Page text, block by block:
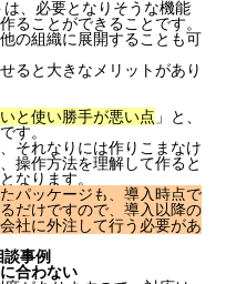
、必要となりそうな機能
ることができることです。
の組織に展開することも可
ると大きなメリットがあり
と使い勝手が悪い点 」と、
す。
それなりには作りこまなけ
操作方法を理解して作ると
なります。
パッケージも、導入時点で
だけですので、導入以降の
社に外注して行う必要があ
事例
合わない